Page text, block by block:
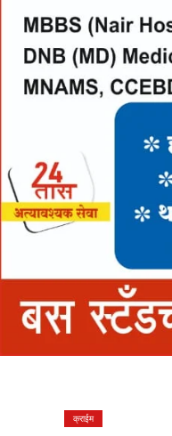
क्राईम